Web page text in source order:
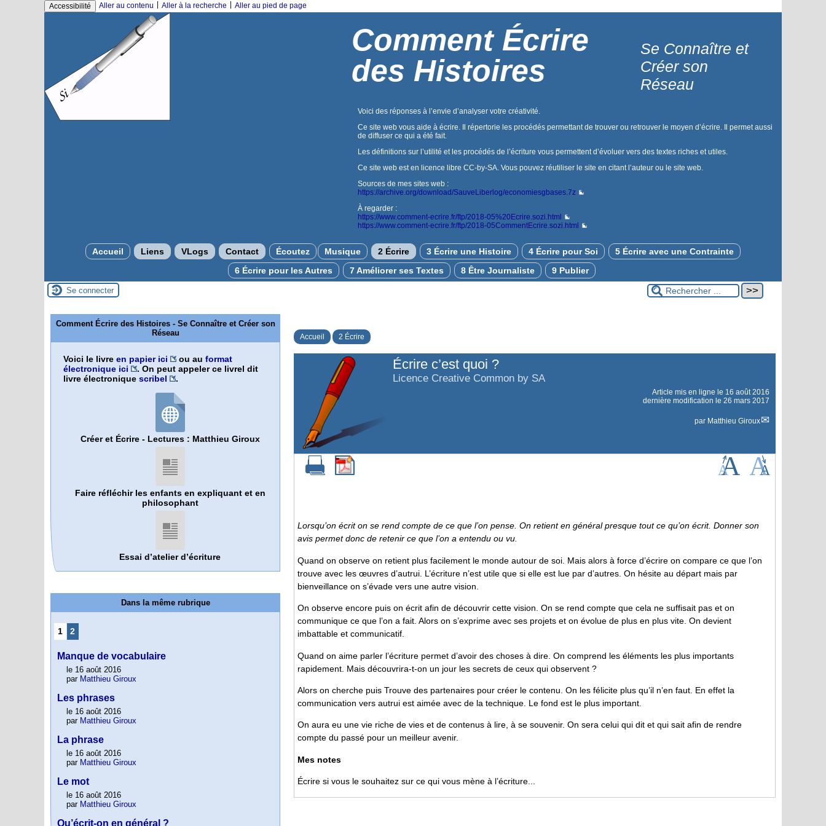
Accessibilité Aller au contenu Aller à la recherche Aller au pied de page
Comment Écrire
des Histoires
Se Connaître et
Créer son
Réseau
Voici des réponses à l’envie d’analyser votre créativité.
Ce site web vous aide à écrire. Il répertorie les procédés permettant de trouver ou retrouver le moyen d’écrire. Il permet aussi
de diffuser ce qui a été fait.
Les définitions sur l’utilité et les procédés de l’écriture vous permettent d’évoluer vers des textes riches et utiles.
Ce site web est en licence libre CC-by-SA. Vous pouvez réutiliser le site en citant l’auteur ou le site web.
Sources de mes sites web :
https://archive.org/download/SauveLiberlog/economiesgbases.7z
À regarder :
https://www.comment-ecrire.fr/ftp/2018-05%20Ecrire.sozi.html
https://www.comment-ecrire.fr/ftp/2018-05CommentEcrire.sozi.html
Accueil Liens VLogs Contact Écoutez Musique 2 Écrire 3 Écrire une Histoire 4 Écrire pour Soi
5 Écrire avec une Contrainte
6 Écrire pour les Autres
7 Améliorer ses Textes 8 Être Journaliste 9 Publier
Se connecter
Accueil 2 Écrire
Écrire c’est quoi ?
Licence Creative Common by SA
Article mis en ligne le 16 août 2016
dernière modification le 26 mars 2017
par Matthieu Giroux
Lorsqu’on écrit on se rend compte de ce que l’on pense. On retient en général presque tout ce qu’on écrit. Donner son
avis permet donc de retenir ce que l’on a entendu ou vu.
Quand on observe on retient plus facilement le monde autour de soi. Mais alors à force d’écrire on compare ce que l’on
trouve avec les œuvres d’autrui. L’écriture n’est utile que si elle est lue par d’autres. On hésite au départ mais par
bienveillance on s’évade vers une autre vision.
On observe encore puis on écrit afin de découvrir cette vision. On se rend compte que cela ne suffisait pas et on
communique ce que l’on a fait. Alors on s’exprime avec ses projets et on évolue de plus en plus vite. On devient
imbattable et communicatif.
Quand on aime parler l’écriture permet d’avoir des choses à dire. On comprend les éléments les plus importants
rapidement. Mais découvrira-t-on un jour les secrets de ceux qui observent ?
Alors on cherche puis Trouve des partenaires pour créer le contenu. On les félicite plus qu’il n’en faut. En effet la
communication vers autrui est aimée avec de la technique. Le fond est le plus important.
On aura eu une vie riche de vies et de contenus à lire, à se souvenir. On sera celui qui dit et qui sait afin de rendre
compte du passé pour un meilleur avenir.
Mes notes
Écrire si vous le souhaitez sur ce qui vous mène à l’écriture...
Comment Écrire des Histoires - Se Connaître et Créer son
Réseau
Voici le livre en papier ici ou au format
électronique ici
. On peut appeler ce livrel dit
livre électronique scribel .
Créer et Écrire - Lectures : Matthieu Giroux
Faire réfléchir les enfants en expliquant et en
philosophant
Essai d’atelier d’écriture
Dans la même rubrique
1 2
Manque de vocabulaire
le 16 août 2016
par Matthieu Giroux
Les phrases
le 16 août 2016
par Matthieu Giroux
La phrase
le 16 août 2016
par Matthieu Giroux
Le mot
le 16 août 2016
par Matthieu Giroux
Qu’écrit-on en général ?